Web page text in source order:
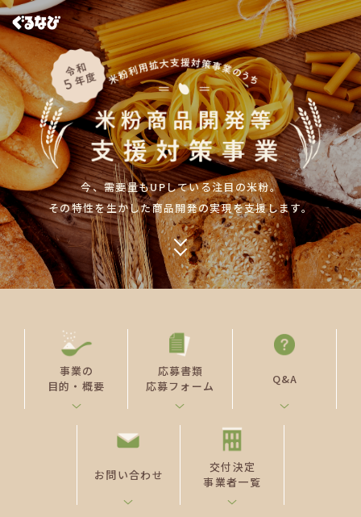
今、需要量もUPしている注目の米粉。
その特性を生かした商品開発の実現を支援します。
事業の
目的・概要
応募書類
応募フォーム
Q&A
お問い合わせ
交付決定
事業者一覧